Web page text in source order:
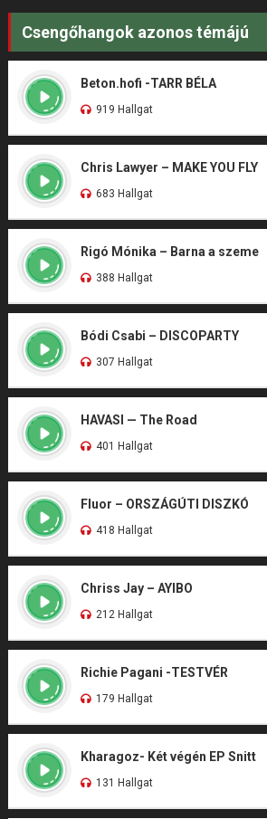
Csengőhangok azonos témájú
Beton.hofi -TARR BÉLA
919 Hallgat
Chris Lawyer – MAKE YOU FLY
683 Hallgat
Rigó Mónika – Barna a szeme
388 Hallgat
Bódi Csabi – DISCOPARTY
307 Hallgat
HAVASI — The Road
401 Hallgat
Fluor – ORSZÁGÚTI DISZKÓ
418 Hallgat
Chriss Jay – AYIBO
212 Hallgat
Richie Pagani -TESTVÉR
179 Hallgat
Kharagoz- Két végén EP Snitt
131 Hallgat